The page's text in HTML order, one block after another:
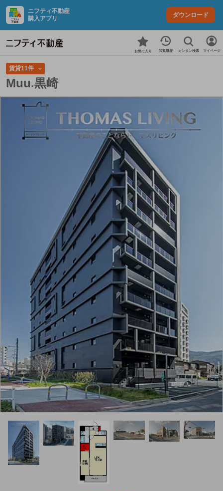
ニフティ不動産
購入アプリ
ダウンロード
お気に入り 閲覧履歴 カンタン検索 マイページ
賃貸11件
Muu.黒崎